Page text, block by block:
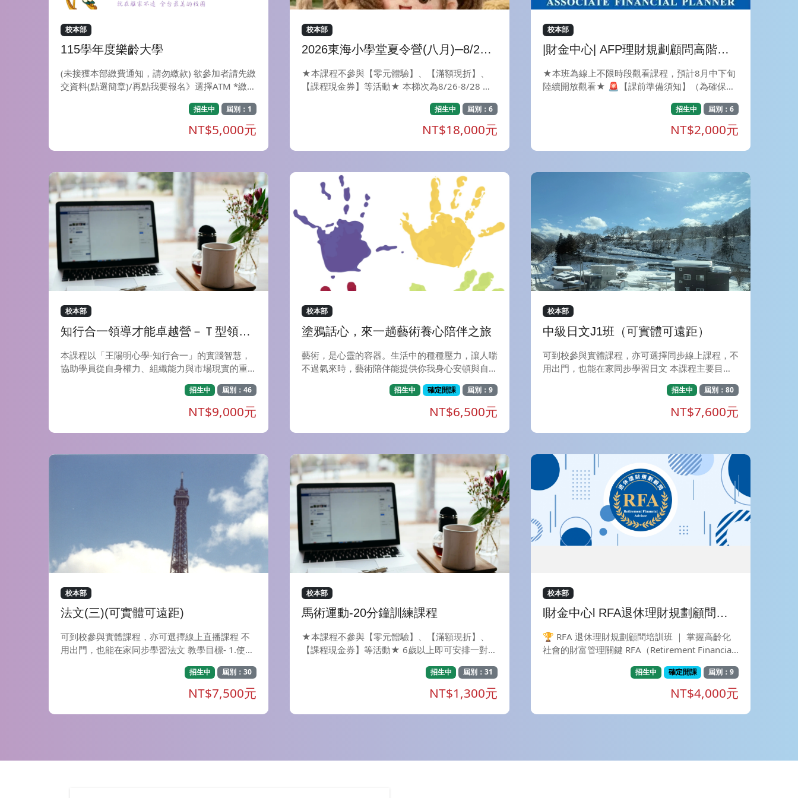
校本部
115學年度樂齡大學
(未接獲本部繳費通知，請勿繳款) 欲參加者請先繳
交資料(點選簡章)/再點我要報名》選擇ATM *繳費
反面影本一份）及健康調查表，直接郵寄至407台
中市西屯區東海大學 1175號信箱推廣部收。或傳
真04-23591611或email至goe@thu.edu.tw。 ※
簡章(請點選)
招生中 屆別：1
NT$5,000元
校本部
2026東海小學堂夏令營(八月)─8/25-
8/27小馬FUN假趣
★本課程不參與【零元體驗】、【滿額現折】、
【課程現金券】等活動★ 本梯次為8/26-8/28 請
日&rarr;保險用) 電話及Mail填家長的 小朋友註冊
後請到會員資料中把家長姓名填入公司位置 在東
海校園內上課讓您的孩子安全學習 透過與馬兒相
處，學習馬術的同時，加強品格，培養興趣愛好。
動物，在玩樂中學習，同時也在學習中玩樂。 提
升自信與團隊默契，與馬兒一同參與成長，互相扶
持、互相信任，認識馬兒同時學會尊重生命與愛護
動物。
招生中 屆別：6
NT$18,000元
校本部
|財金中心| AFP理財規劃顧問高階證
照【NM2】學生限定
★本班為線上不限時段觀看課程，預計8月中下旬
陸續開放觀看★ 🚨【課前準備須知】（為確保您
擊連結（https://lin.ee/pi5HuHJ）或搜尋 ID @91
INE 回傳您的「姓名」及「繳費完成截圖」。 🎟️
連結」邀請您入群！ (💡 課前提醒：詳細上課規
範與補課機制，請參閱報名頁面上方「備註」說明
大學」學生報名(不含EMBA、碩士在職專班及進
修部)。 經查核若非本校學生將無法安排上課，並
扣除10% 行政手續費後辦理退費。 🎯【證照認證
介紹】 AFP（Associate Financial Planner）理財
規劃顧問認證，不僅是一張具備高度專業獨立性的
證照，更是您邁向國際頂級 CFP&reg;（國際認證
過 AFP 測驗後，您將取得進階準備 CFP&reg; 證
💡 如何成為 AFP/CFP&reg; 持證人？學員必須於
必備科目的課程並取得結業證明（或具備符合抵免
辦法之證照與學歷）；在通過兩階段測驗，並提交
相關工作經驗證明後，方可正式取得認證。 🔗
考以下由 CFP 認證協會提供之重要資訊： CFP 認
招生中 屆別：6
NT$2,000元
校本部
知行合一領導才能卓越營－Ｔ型領導
人才養成（週二）班
本課程以「王陽明心學-知行合一」的實踐智慧，
協助學員從自身權力、組織能力與市場現實的重重
作上，學員們則透過「王陽明心學-知行合一」的
思維，找出企業內可行的改善事項，以實際的績效
提升而帶來職務升遷與組織影響力的提升。 「學
員證言」 一、成為T型人才 職涯發展更順利 以前
討。上過老師的課程後，讓我發覺，原來除了專業
技能外，還須要擴展自己的視野，若要在社會上
更上一層，不能侷限在Ｉ型人追逐，還需要有T型
人的寬度及知識。因為這樣的領悟，積極跟老師學
習求教，讓我迅速轉變，得到老闆更多的信任和倚
賴，受益良多。 --調味料製造廠 財務主管 Ivy
二、學會不同面向的溝通 我得到更多肯定 過去在
工作上我經常焦慮不安 :抱怨主管，又不信任下
屬。以自己的專業自豪，只會做事不會做人。公司
不給升遷機會，對未來沒有信心且充滿恐懼。老師
在課堂的教導，讓我不斷地回想之前和主管、下屬
及其他部門主管溝通，深感自己犯了好多錯誤。常
以自己的角度看人、事、物，而忽略溝通沒有理解
隨老師學習4年多，讓我面對未來不再恐懼，能理
解每個部門每個人的立場，心平氣和處理問題。不
但變得更有自信，跟家人之間也更能互相體諒。將
所學努力實踐，我得到了職位和待遇同時高升的成
果。 --高爾夫球廠 經管部門主管 陳忠禮 課程特
任分組助教，導引新進學員思考討論。各行各業不
招生中 屆別：46
NT$9,000元
校本部
塗鴉話心，來一趟藝術養心陪伴之旅
藝術，是心靈的容器。生活中的種種壓力，讓人喘
不過氣來時，藝術陪伴能提供你我身心安頓與自我
巧，只要你能拿筆，你就能創作就能畫。此旅程的
重點是你我在藝術活動中經驗到什麼、感受到什
麼，或發現了什麼？甚至，你可能什麼都沒有發
現，那也沒有關係，因為光是動手創作就是一場美
程，在探索陪伴自我的旅途中，我們試著走入自己
內在的森林，遊戲、陪伴、滋養及遇見未知的自
己。
招生中 確定開課 屆別：9
NT$6,500元
校本部
中級日文J1班（可實體可遠距）
可到校參與實體課程，亦可選擇同步線上課程，不
用出門，也能在家同步學習日文 本課程主要目的
步於中級的階段提高學習內容，均衡發展聽、說、
讀、寫之訓練，達到理解日本文化、習慣以及流
招生中 屆別：80
NT$7,600元
校本部
法文(三)(可實體可遠距)
可到校參與實體課程，亦可選擇線上直播課程 不
用出門，也能在家同步學習法文 教學目標- 1.使用
故事模擬法國日常生活，啟發及引導學員寫/說法
文流暢度有DELF AII 2.藉由討論時事新聞 , 電影,
簡易文學作品訓練學員表達自己的意見
招生中 屆別：30
NT$7,500元
校本部
馬術運動-20分鐘訓練課程
★本課程不參與【零元體驗】、【滿額現折】、
【課程現金券】等活動★ 6歲以上即可安排一對一
兒漫步、快步、馬匹知識解說 馬背動作練習等 40
分鐘一對一課程為以上內容的延伸 上課穿長褲、
運動鞋到場即可，現場提供安全帽 若有特殊身體
狀況，請先諮詢合格醫師建議再報名 報名請用上
招生中 屆別：31
NT$1,300元
校本部
l財金中心l RFA退休理財規劃顧問培
訓班8小時補充課程(直播班)
🏆 RFA 退休理財規劃顧問培訓班 ｜ 掌握高齡化
社會的財富管理關鍵 RFA（Retirement Financial
灣本土退休環境設計的培訓與認證證照 。本課程
旨在提升從業者之退休規劃專業素養，建立穩健的
財務觀，並協助客戶進行全方位的「第三人生」準
備 。 🚨【課前準備】（為確保您的上課權益，請
招生中 確定開課 屆別：9
NT$4,000元